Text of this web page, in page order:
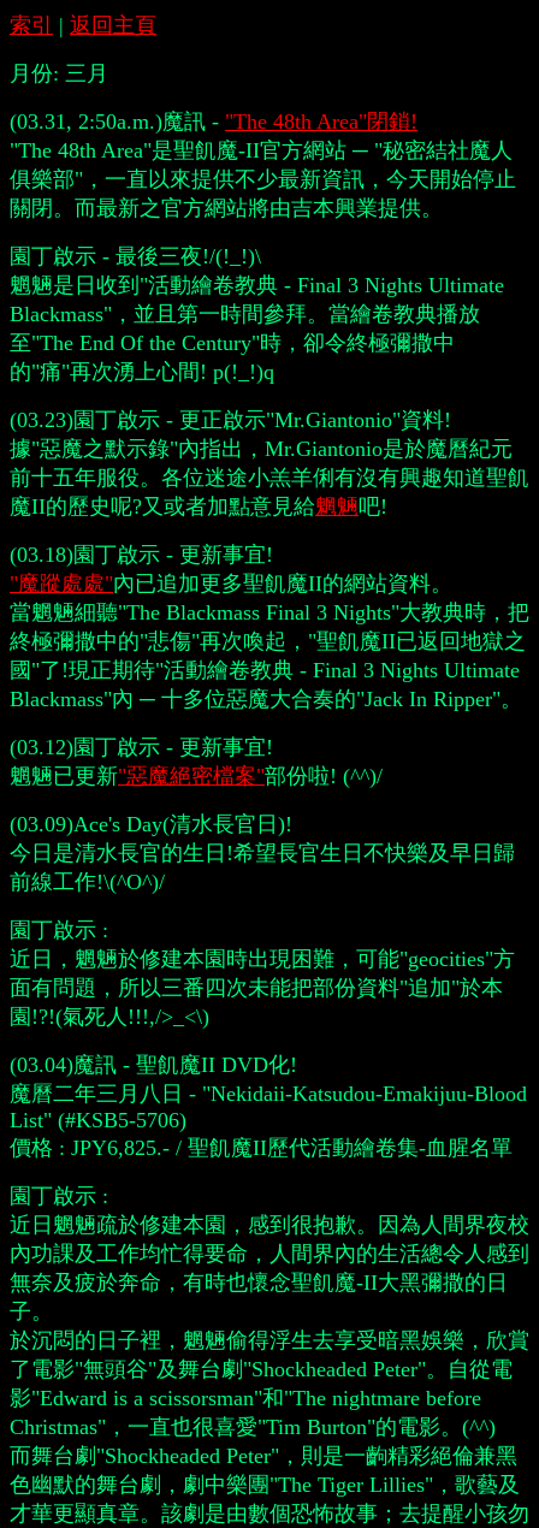
索引 | 返回主頁
月份: 三月
(03.31, 2:50a.m.)魔訊 - "The 48th Area"閉鎖!
"The 48th Area"是聖飢魔-II官方網站 ─ "秘密結社魔人
俱樂部"，一直以來提供不少最新資訊，今天開始停止
關閉。而最新之官方網站將由吉本興業提供。
園丁啟示 - 最後三夜!/(!_!)\
魍魎是日收到"活動繪卷教典 - Final 3 Nights Ultimate
Blackmass"，並且第一時間參拜。當繪卷教典播放
至"The End Of the Century"時，卻令終極彌撒中
的"痛"再次湧上心間! p(!_!)q
(03.23)園丁啟示 - 更正啟示"Mr.Giantonio"資料!
據"惡魔之默示錄"內指出，Mr.Giantonio是於魔曆紀元
前十五年服役。各位迷途小羔羊俐有沒有興趣知道聖飢
魔II的歷史呢?又或者加點意見給魍魎吧!
(03.18)園丁啟示 - 更新事宜!
"魔蹤處處"內已追加更多聖飢魔II的網站資料。
當魍魎細聽"The Blackmass Final 3 Nights"大教典時，把
終極彌撒中的"悲傷"再次喚起，"聖飢魔II已返回地獄之
國"了!現正期待"活動繪卷教典 - Final 3 Nights Ultimate
Blackmass"內 ─ 十多位惡魔大合奏的"Jack In Ripper"。
(03.12)園丁啟示 - 更新事宜!
魍魎已更新"惡魔絕密檔案"部份啦! (^^)/
(03.09)Ace's Day(清水長官日)!
今日是清水長官的生日!希望長官生日不快樂及早日歸
前線工作!\(^O^)/
園丁啟示 :
近日，魍魎於修建本園時出現困難，可能"geocities"方
面有問題，所以三番四次未能把部份資料"追加"於本
園!?!(氣死人!!!,/>_<\)
(03.04)魔訊 - 聖飢魔II DVD化!
魔曆二年三月八日 - "Nekidaii-Katsudou-Emakijuu-Blood
List" (#KSB5-5706)
價格 : JPY6,825.- / 聖飢魔II歷代活動繪卷集-血腥名單
園丁啟示 :
近日魍魎疏於修建本園，感到很抱歉。因為人間界夜校
內功課及工作均忙得要命，人間界內的生活總令人感到
無奈及疲於奔命，有時也懷念聖飢魔-II大黑彌撒的日
子。
於沉悶的日子裡，魍魎偷得浮生去享受暗黑娛樂，欣賞
了電影"無頭谷"及舞台劇"Shockheaded Peter"。自從電
影"Edward is a scissorsman"和"The nightmare before
Christmas"，一直也很喜愛"Tim Burton"的電影。(^^)
而舞台劇"Shockheaded Peter"，則是一齣精彩絕倫兼黑
色幽默的舞台劇，劇中樂團"The Tiger Lillies"，歌藝及
才華更顯真章。該劇是由數個恐怖故事；去提醒小孩勿